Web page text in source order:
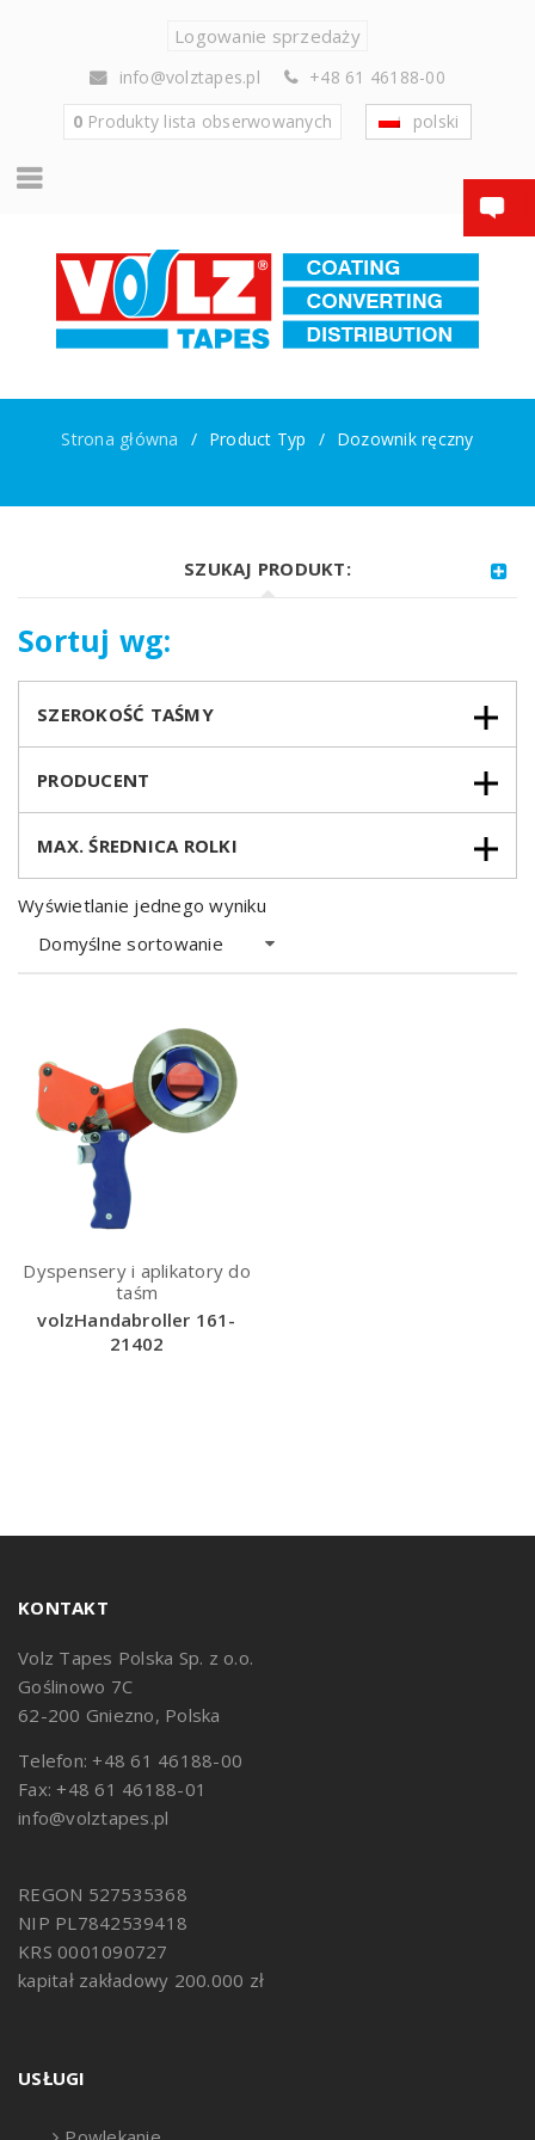
Logowanie sprzedaży
info@volztapes.pl
+48 61 46188-00
0Produkty lista obserwowanych polski
Strona główna / Product Typ / Dozownik ręczny
SZUKAJ PRODUKT:
Sortuj wg:
SZEROKOŚĆ TAŚMY
PRODUCENT
MAX. ŚREDNICA ROLKI
Wyświetlanie jednego wyniku
Domyślne sortowanie
Dyspensery i aplikatory do
taśm
volzHandabroller 161-
21402
KONTAKT
Volz Tapes Polska Sp. z o.o.
Goślinowo 7C
62-200 Gniezno, Polska
Telefon: +48 61 46188-00
Fax: +48 61 46188-01
info@volztapes.pl
REGON 527535368
NIP PL7842539418
KRS 0001090727
kapitał zakładowy 200.000 zł
USŁUGI